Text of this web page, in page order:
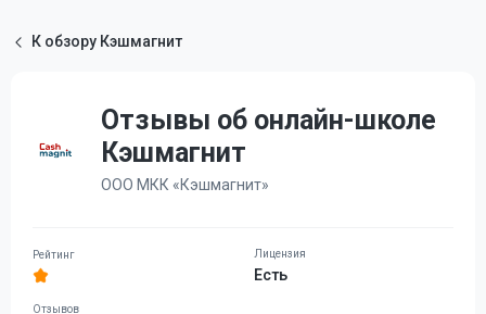
К обзору Кэшмагнит
Отзывы об онлайн-школе
Кэшмагнит
ООО МКК «Кэшмагнит»
Есть